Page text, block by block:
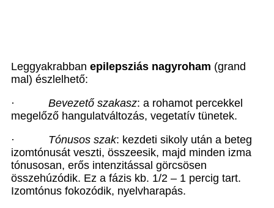
Leggyakrabban epilepsziás nagyroham (grand
mal) észlelhető:
·
Bevezető szakasz: a rohamot percekkel
megelőző hangulatváltozás, vegetatív tünetek.
·
Tónusos szak: kezdeti sikoly után a beteg
izomtónusát veszti, összeesik, majd minden izma
tónusosan, erős intenzitással görcsösen
összehúzódik. Ez a fázis kb. 1/2 – 1 percig tart.
Izomtónus fokozódik, nyelvharapás.